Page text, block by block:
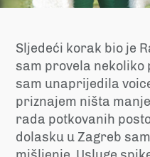
Sljedeći korak bio je
sam provela nekoliko
sam unaprijedila
priznajem ništa
rada potkovanih
dolasku u Zagreb